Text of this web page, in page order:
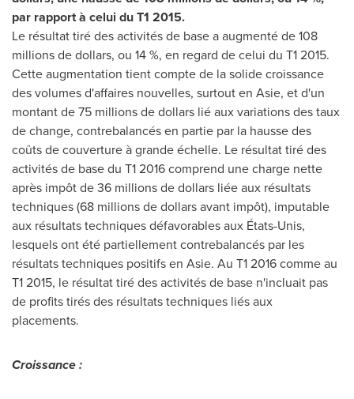
par rapport à celui du T1 2015.
Le résultat tiré des activités de base a augmenté de 108
millions de dollars, ou 14 %, en regard de celui du T1 2015.
Cette augmentation tient compte de la solide croissance
des volumes d'affaires nouvelles, surtout en Asie, et d'un
montant de 75 millions de dollars lié aux variations des taux
de change, contrebalancés en partie par la hausse des
coûts de couverture à grande échelle. Le résultat tiré des
activités de base du T1 2016 comprend une charge nette
après impôt de 36 millions de dollars liée aux résultats
techniques (68 millions de dollars avant impôt), imputable
aux résultats techniques défavorables aux États-Unis,
lesquels ont été partiellement contrebalancés par les
résultats techniques positifs en Asie. Au T1 2016 comme au
T1 2015, le résultat tiré des activités de base n'incluait pas
de profits tirés des résultats techniques liés aux
placements.
Croissance :